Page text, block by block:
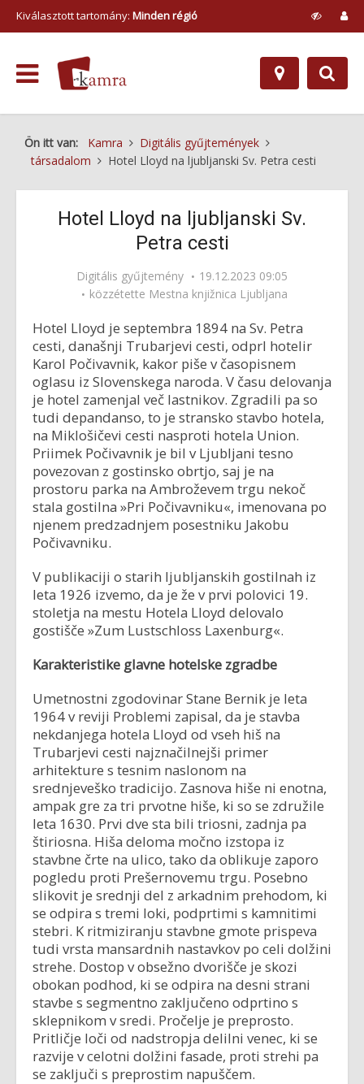
Kiválasztott tartomány: Minden régió
Ön itt van: Kamra
Digitális gyűjtemények
társadalom
Hotel Lloyd na ljubljanski Sv. Petra cesti
Hotel Lloyd na ljubljanski Sv.
Petra cesti
Digitális gyűjtemény
19.12.2023 09:05
közzétette Mestna knjižnica Ljubljana
Hotel Lloyd je septembra 1894 na Sv. Petra
cesti, današnji Trubarjevi cesti, odprl hotelir
Karol Počivavnik, kakor piše v časopisnem
oglasu iz Slovenskega naroda. V času delovanja
je hotel zamenjal več lastnikov. Zgradili pa so
tudi depandanso, to je stransko stavbo hotela,
na Miklošičevi cesti nasproti hotela Union.
Priimek Počivavnik je bil v Ljubljani tesno
povezovan z gostinsko obrtjo, saj je na
prostoru parka na Ambroževem trgu nekoč
stala gostilna »Pri Počivavniku«, imenovana po
njenem predzadnjem posestniku Jakobu
Počivavniku.
V publikaciji o starih ljubljanskih gostilnah iz
leta 1926 izvemo, da je že v prvi polovici 19.
stoletja na mestu Hotela Lloyd delovalo
gostišče »Zum Lustschloss Laxenburg«.
Karakteristike glavne hotelske zgradbe
Umetnostni zgodovinar Stane Bernik je leta
1964 v reviji Problemi zapisal, da je stavba
nekdanjega hotela Lloyd od vseh hiš na
Trubarjevi cesti najznačilnejši primer
arhitekture s tesnim naslonom na
srednjeveško tradicijo. Zasnova hiše ni enotna,
ampak gre za tri prvotne hiše, ki so se združile
leta 1630. Prvi dve sta bili triosni, zadnja pa
štiriosna. Hiša deloma močno izstopa iz
stavbne črte na ulico, tako da oblikuje zaporo
pogledu proti Prešernovemu trgu. Posebno
slikovit je srednji del z arkadnim prehodom, ki
se odpira s tremi loki, podprtimi s kamnitimi
stebri. K ritmiziranju stavbne gmote prispeva
tudi vrsta mansardnih nastavkov po celi dolžini
strehe. Dostop v obsežno dvorišče je skozi
obokan podhod, ki se odpira na desni strani
stavbe s segmentno zaključeno odprtino s
sklepnikom v sredi. Pročelje je preprosto.
Pritličje loči od nadstropja delilni venec, ki se
razvije v celotni dolžini fasade, proti strehi pa
se zaključi s preprostim napuščem.